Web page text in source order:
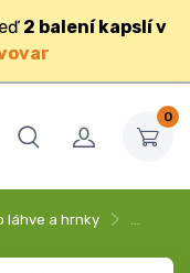
2 balení kapslí v
0
láhve a hrnky